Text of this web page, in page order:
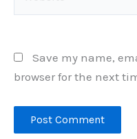
Save my name,
browser for the next